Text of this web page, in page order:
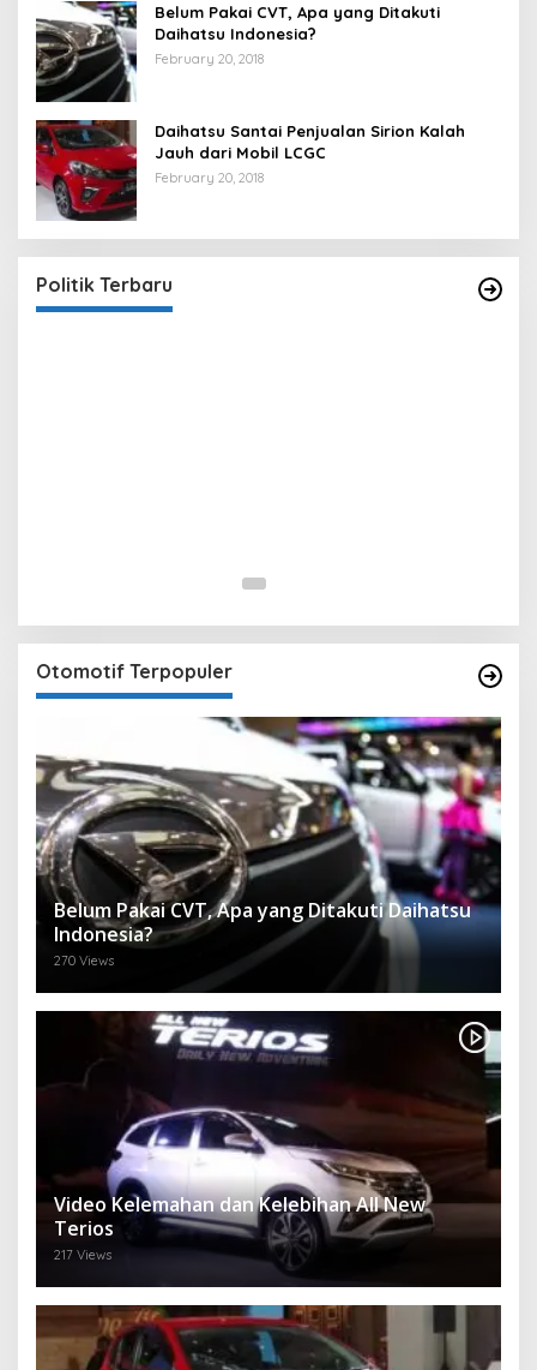
Belum Pakai CVT, Apa yang Ditakuti
Daihatsu Indonesia?
February 20, 2018
Daihatsu Santai Penjualan Sirion Kalah
Jauh dari Mobil LCGC
February 20, 2018
Politik Terbaru
Yasin
In Berita, Politik |
Otomotif Terpopuler
Belum Pakai CVT, Apa yang Ditakuti Daihatsu
Indonesia?
270 Views
Video Kelemahan dan Kelebihan All New
Terios
217 Views